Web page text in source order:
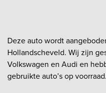
Deze auto wordt
Hollandscheveld. Wij zijn
Volkswagen en Audi en
gebruikte auto’s op voorraad.